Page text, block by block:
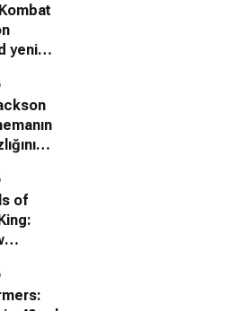
yeni
of
bir